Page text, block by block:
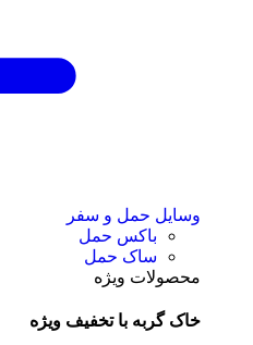
وسایل حمل و سفر
باکس حمل
ساک حمل
محصولات ویژه
خاک گربه با تخفیف ویژه